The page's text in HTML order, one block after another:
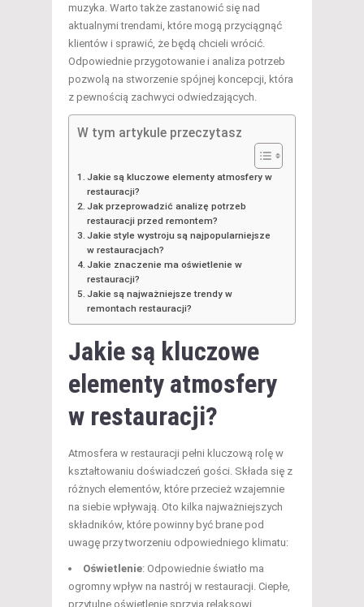
muzyka. Warto także zastanowić się nad
aktualnymi trendami, które mogą przyciągnąć
klientów i sprawić, że będą chcieli wrócić.
Odpowiednie przygotowanie i analiza potrzeb
pozwolą na stworzenie spójnej koncepcji, która
z pewnością zachwyci odwiedzających.
W tym artykule przeczytasz
Jakie są kluczowe elementy atmosfery w
restauracji?
Jak przeprowadzić analizę potrzeb
restauracji przed remontem?
Jakie style wystroju są najpopularniejsze
w restauracjach?
Jakie znaczenie ma oświetlenie w
restauracji?
Jakie są najważniejsze trendy w
remontach restauracji?
Jakie są kluczowe
elementy atmosfery
w restauracji?
Atmosfera w restauracji pełni kluczową rolę w
kształtowaniu doświadczeń gości. Składa się z
różnych elementów, które przecież wzajemnie
na siebie wpływają. Oto kilka najważniejszych
składników, które powinny być brane pod
uwagę przy tworzeniu odpowiedniego klimatu:
Oświetlenie: Odpowiednie światło ma
ogromny wpływ na nastrój w restauracji. Ciepłe,
przytulne oświetlenie sprzyja relaksowi,